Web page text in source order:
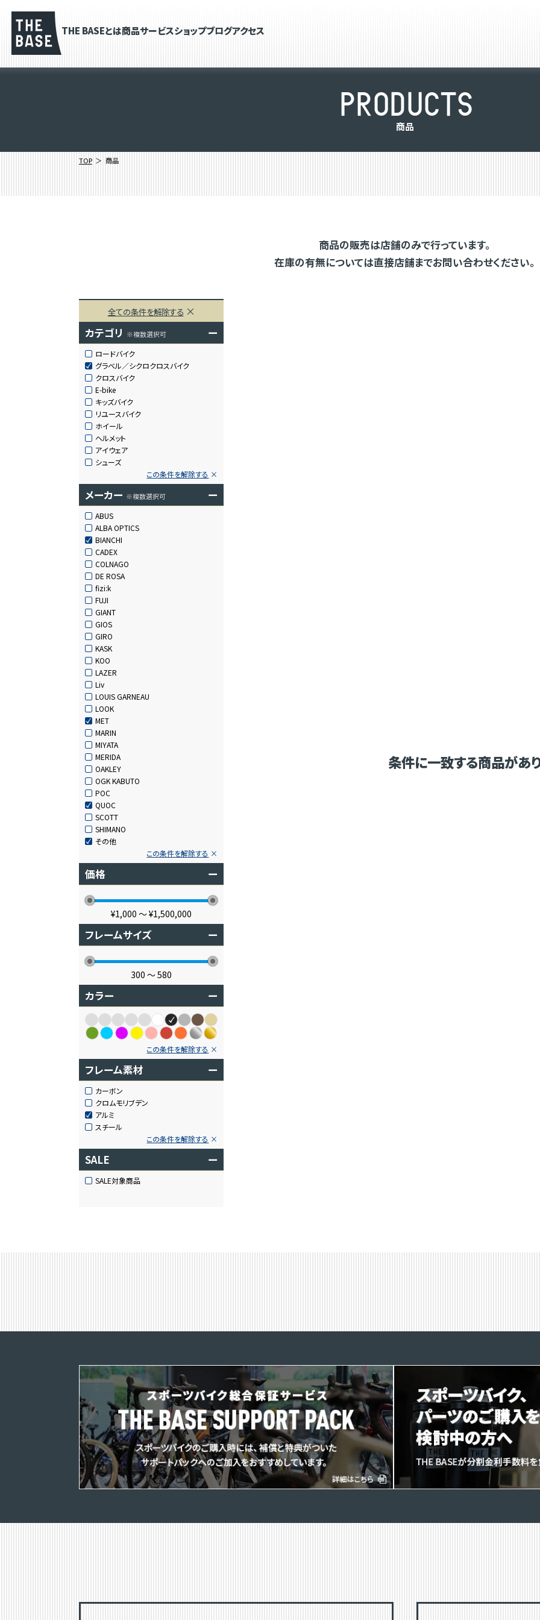
THE BASEとは商品サービスショップブログアクセス
PRODUCTS
商品
TOP 商品
商品の販売は店舗のみで行っています。
在庫の有無については直接店舗までお問い合わせください。
全ての条件を解除する
カテゴリ ※複数選択可 ー
ロードバイク
グラベル／シクロクロスバイク
クロスバイク
E-bike
キッズバイク
リユースバイク
ホイール
ヘルメット
アイウェア
シューズ
この条件を解除する
メーカー ※複数選択可 ー
ABUS
ALBA OPTICS
BIANCHI
CADEX
COLNAGO
DE ROSA
fizi:k
FUJI
GIANT
GIOS
GIRO
KASK
KOO
LAZER
Liv
LOUIS GARNEAU
LOOK
MET
MARIN
MIYATA
MERIDA
OAKLEY
OGK KABUTO
POC
QUOC
SCOTT
SHIMANO
その他
この条件を解除する
価格 ー
¥1,000 〜¥1,500,000
フレームサイズ ー
300 〜580
カラー ー
この条件を解除する
フレーム素材 ー
カーボン
クロムモリブデン
アルミ
スチール
この条件を解除する
SALE ー
SALE対象商品
条件に一致する商品があ